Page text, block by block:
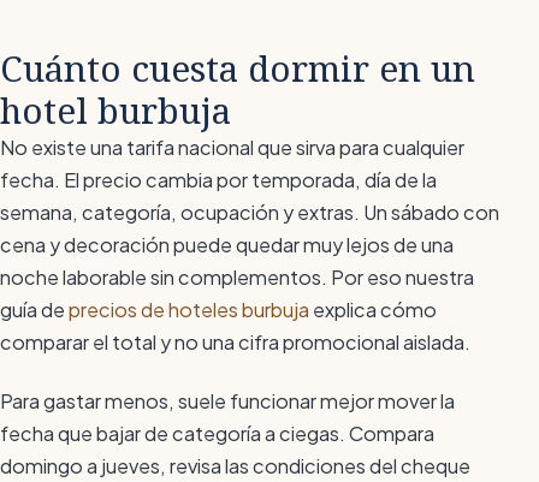
Cuánto cuesta dormir en un
hotel burbuja
No existe una tarifa nacional que sirva para cualquier
fecha. El precio cambia por temporada, día de la
semana, categoría, ocupación y extras. Un sábado con
cena y decoración puede quedar muy lejos de una
noche laborable sin complementos. Por eso nuestra
guía deprecios de hoteles burbuja explica cómo
comparar el total y no una cifra promocional aislada.
Para gastar menos, suele funcionar mejor mover la
fecha que bajar de categoría a ciegas. Compara
domingo a jueves, revisa las condiciones del cheque